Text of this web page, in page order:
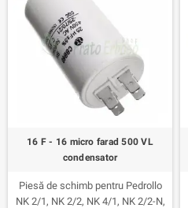
16 F - 16 micro farad 500 VL
condensator
Piesă de schimb pentru Pedrollo
NK 2/1, NK 2/2, NK 4/1, NK 2/2-N,